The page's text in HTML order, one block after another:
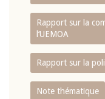
Rapport sur la
l‘UEMOA
Rapport sur la
Note thématique